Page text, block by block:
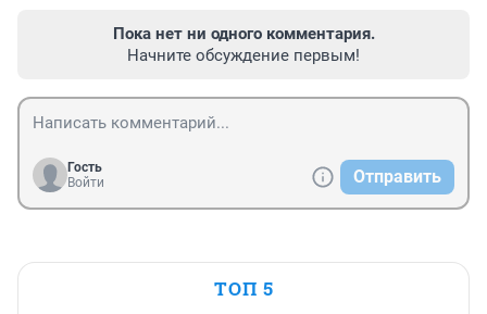
Пока нет ни одного комментария.
Начните обсуждение первым!
Гость
Войти
Отправить
ТОП 5